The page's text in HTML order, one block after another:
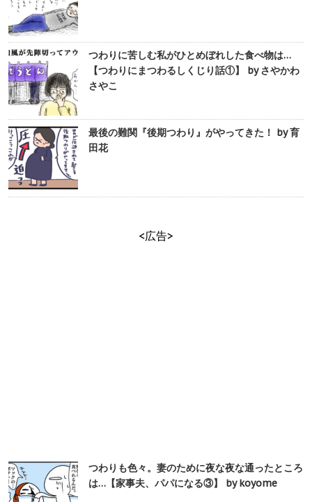
つわりに苦しむ私がひとめぼれした食べ物は…
【つわりにまつわるしくじり話①】 by さやかわ
さやこ
最後の難関『後期つわり』がやってきた！ by 育
田花
<広告>
つわりも色々。妻のために夜な夜な通ったところ
は…【家事夫、パパになる③】 by koyome